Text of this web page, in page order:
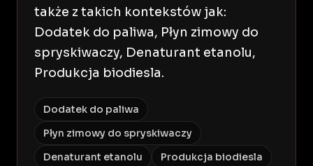
także z takich kontekstów jak:
Dodatek do paliwa, Płyn zimowy do
spryskiwaczy, Denaturant etanolu,
Produkcja biodiesla.
Dodatek do paliwa
Płyn zimowy do spryskiwaczy
Denaturant etanolu
Produkcja biodiesla